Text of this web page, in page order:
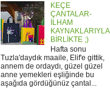
KEÇE
ÇANTALAR-
İLHAM
KAYNAKLARIYLA
BİRLİKTE ;)
Hafta sonu
Tuzla'daydık maaile, Elif'e gittik,
annem de ordaydı, güzel güzel
anne yemekleri eşliğinde bu
aşağıda gördüğünüz çantal...